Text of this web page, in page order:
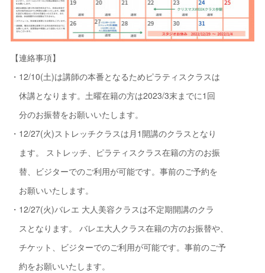
【連絡事項】
・12/10(土)は講師の本番となるためピラティスクラスは
休講となります。土曜在籍の方は2023/3末までに1回
分のお振替をお願いいたします。
・12/27(火)ストレッチクラスは月1開講のクラスとなり
ます。 ストレッチ、ピラティスクラス在籍の方のお振
替、ビジターでのご利用が可能です。事前のご予約を
お願いいたします。
・12/27(火)バレエ 大人美容クラスは不定期開講のクラ
スとなります。 バレエ大人クラス在籍の方のお振替や、
チケット、ビジターでのご利用が可能です。事前のご予
約をお願いいたします。